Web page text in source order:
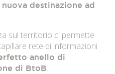
destinazione ad
sul territorio ci permette
rete di informazioni
anello di
di BtoB.